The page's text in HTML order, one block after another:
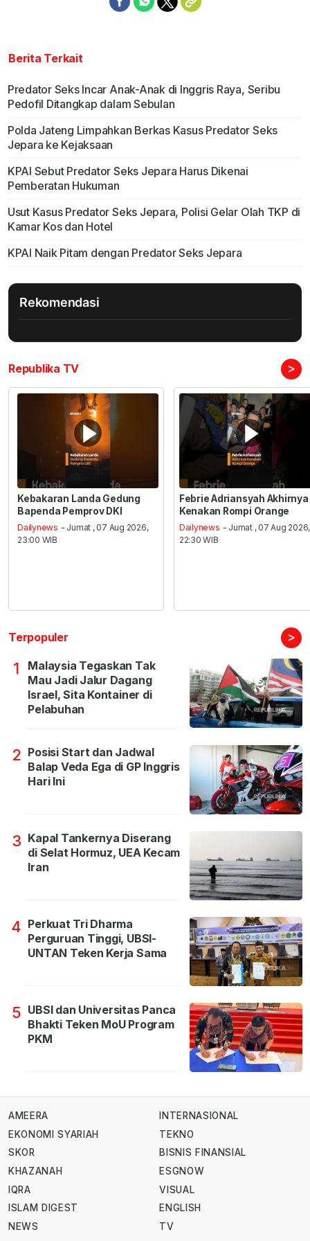
Berita Terkait
Predator Seks Incar Anak-Anak di Inggris Raya, Seribu
Pedofil Ditangkap dalam Sebulan
Polda Jateng Limpahkan Berkas Kasus Predator Seks
Jepara ke Kejaksaan
KPAI Sebut Predator Seks Jepara Harus Dikenai
Pemberatan Hukuman
Usut Kasus Predator Seks Jepara, Polisi Gelar Olah TKP di
Kamar Kos dan Hotel
KPAI Naik Pitam dengan Predator Seks Jepara
Rekomendasi
Republika TV >
Kebakaran Landa Gedung
Bapenda Pemprov DKI
Dailynews - Jumat , 07 Aug 2026,
23:00 WIB
Febrie Adriansyah Akhirnya
Kenakan Rompi Orange
Dailynews - Jumat , 07 Aug 2026,
22:30 WIB
Terpopuler >
1
Malaysia Tegaskan Tak
Mau Jadi Jalur Dagang
Israel, Sita Kontainer di
Pelabuhan
2 Posisi Start dan Jadwal
Balap Veda Ega di GP Inggris
Hari Ini
3 Kapal Tankernya Diserang
di Selat Hormuz, UEA Kecam
Iran
4 Perkuat Tri Dharma
Perguruan Tinggi, UBSI-
UNTAN Teken Kerja Sama
5 UBSI dan Universitas Panca
Bhakti Teken MoU Program
PKM
AMEERA
EKONOMI SYARIAH
SKOR
KHAZANAH
IQRA
ISLAM DIGEST
NEWS
INTERNASIONAL
TEKNO
BISNIS FINANSIAL
ESGNOW
VISUAL
ENGLISH
TV